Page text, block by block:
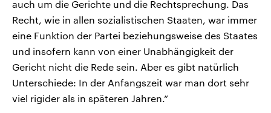
auch um die Gerichte und die Rechtsprechung. Das
Recht, wie in allen sozialistischen Staaten, war immer
eine Funktion der Partei beziehungsweise des Staates
und insofern kann von einer Unabhängigkeit der
Gericht nicht die Rede sein. Aber es gibt natürlich
Unterschiede: In der Anfangszeit war man dort sehr
viel rigider als in späteren Jahren.“